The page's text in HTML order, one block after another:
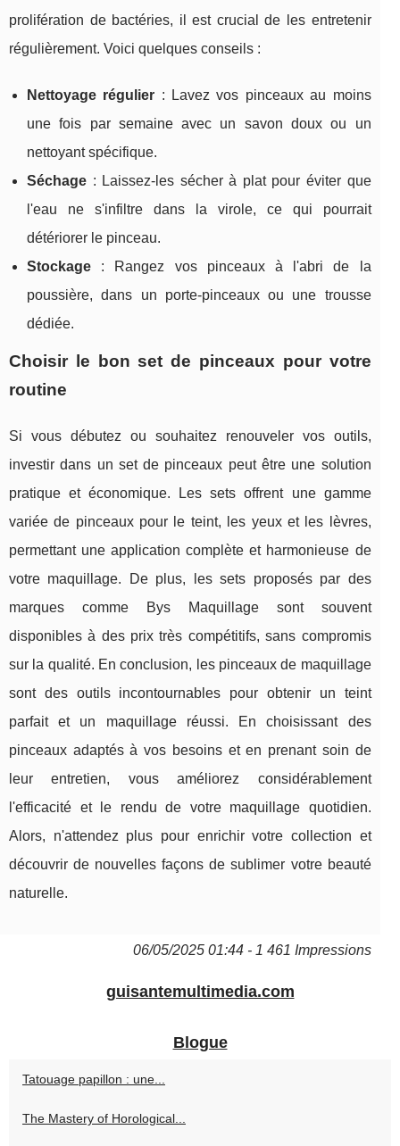
prolifération de bactéries, il est crucial de les entretenir
régulièrement. Voici quelques conseils :
Nettoyage régulier : Lavez vos pinceaux au moins
une fois par semaine avec un savon doux ou un
nettoyant spécifique.
Séchage : Laissez-les sécher à plat pour éviter que
l'eau ne s'infiltre dans la virole, ce qui pourrait
détériorer le pinceau.
Stockage : Rangez vos pinceaux à l'abri de la
poussière, dans un porte-pinceaux ou une trousse
dédiée.
Choisir le bon set de pinceaux pour votre
routine
Si vous débutez ou souhaitez renouveler vos outils,
investir dans un set de pinceaux peut être une solution
pratique et économique. Les sets offrent une gamme
variée de pinceaux pour le teint, les yeux et les lèvres,
permettant une application complète et harmonieuse de
votre maquillage. De plus, les sets proposés par des
marques comme Bys Maquillage sont souvent
disponibles à des prix très compétitifs, sans compromis
sur la qualité. En conclusion, les pinceaux de maquillage
sont des outils incontournables pour obtenir un teint
parfait et un maquillage réussi. En choisissant des
pinceaux adaptés à vos besoins et en prenant soin de
leur entretien, vous améliorez considérablement
l'efficacité et le rendu de votre maquillage quotidien.
Alors, n'attendez plus pour enrichir votre collection et
découvrir de nouvelles façons de sublimer votre beauté
naturelle.
06/05/2025 01:44 - 1 461 Impressions
guisantemultimedia.com
Blogue
Tatouage papillon : une...
The Mastery of Horological...